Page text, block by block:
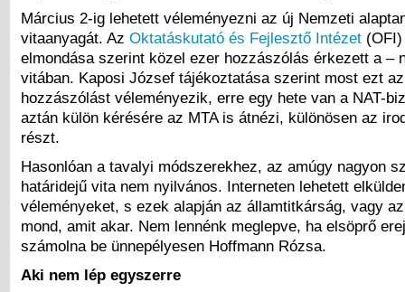
Március 2-ig lehetett véleményezni az új Nemzeti
vitaanyagát. Az Oktatáskutató és Fejlesztő Intézet
elmondása szerint közel ezer hozzászólás érkezett a –
vitában. Kaposi József tájékoztatása szerint most ezt
hozzászólást véleményezik, erre egy hete van a NAT-
aztán külön kérésére az MTA is átnézi, különösen az
részt.
Hasonlóan a tavalyi módszerekhez, az amúgy nagyon
határidejű vita nem nyilvános. Interneten lehetett
véleményeket, s ezek alapján az államtitkárság, vagy
mond, amit akar. Nem lennénk meglepve, ha elsöprő
számolna be ünnepélyesen Hoffmann Rózsa.
Aki nem lép egyszerre